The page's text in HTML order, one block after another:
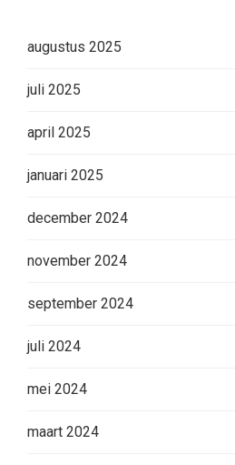
augustus 2025
juli 2025
april 2025
januari 2025
december 2024
november 2024
september 2024
juli 2024
mei 2024
maart 2024